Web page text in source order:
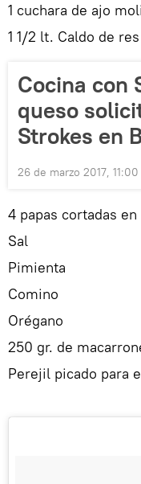
1 cuchara de ajo
1 1/2 lt. Caldo de
Cocina con
queso
Strokes en
26 de marzo 2017, 11:00
4 papas cortadas
Sal
Pimienta
Comino
Orégano
250 gr. de
Perejil picado para